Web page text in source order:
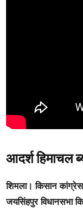
आदर्श हिमाचल
शिमला। किसान कांग्रेस
जयसिंहपुर विधानसभा